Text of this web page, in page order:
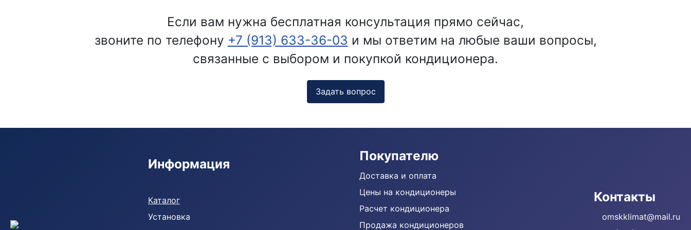
Если вам нужна бесплатная консультация прямо сейчас,
звоните по телефону +7 (913) 633-36-03 и мы ответим на любые ваши вопросы,
связанные с выбором и покупкой кондиционера.
Задать вопрос
Информация
Каталог
Установка
Покупателю
Доставка и оплата
Цены на кондиционеры
Расчет кондиционера
Продажа кондиционеров
Контакты
omskklimat@mail.ru